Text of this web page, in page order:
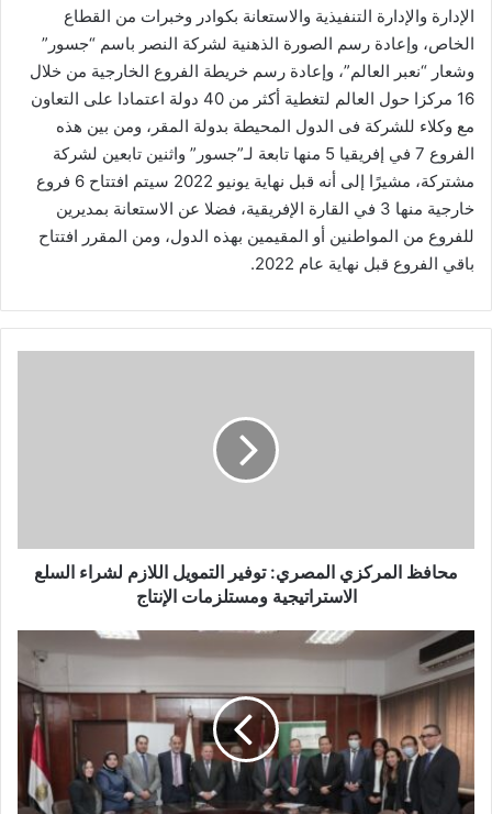
الإدارة والإدارة التنفيذية والاستعانة بكوادر وخبرات من القطاع
الخاص، وإعادة رسم الصورة الذهنية لشركة النصر باسم “جسور”
وشعار “نعبر العالم”، وإعادة رسم خريطة الفروع الخارجية من خلال
16 مركزا حول العالم لتغطية أكثر من 40 دولة اعتمادا على التعاون
مع وكلاء للشركة فى الدول المحيطة بدولة المقر، ومن بين هذه
الفروع 7 في إفريقيا 5 منها تابعة لـ”جسور” واثنين تابعين لشركة
مشتركة، مشيرًا إلى أنه قبل نهاية يونيو 2022 سيتم افتتاح 6 فروع
خارجية منها 3 في القارة الإفريقية، فضلا عن الاستعانة بمديرين
للفروع من المواطنين أو المقيمين بهذه الدول، ومن المقرر افتتاح
باقي الفروع قبل نهاية عام 2022.
الاستراتيجية
ومستلزمات
محافظ المركزي المصري: توفير التمويل اللازم لشراء السلع
الاستراتيجية ومستلزمات الإنتاج
توقيع
عقد
قرض
مشترك
البنك
الأهلي
المصري